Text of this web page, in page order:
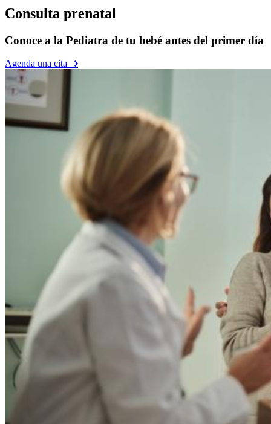
Consulta prenatal
Conoce a la Pediatra de tu bebé antes del primer día
Agenda una cita